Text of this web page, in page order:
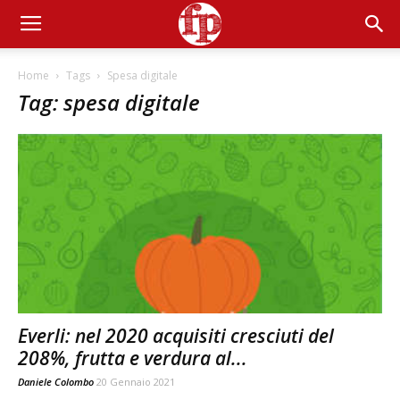
Home Tags Spesa digitale
Tag: spesa digitale
Everli: nel 2020 acquisiti cresciuti del
208%, frutta e verdura al...
Daniele Colombo 20 Gennaio 2021